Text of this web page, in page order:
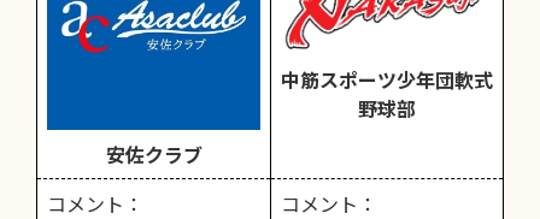
安佐クラブ
中筋スポーツ少年団軟式
野球部
コメント： コメント：